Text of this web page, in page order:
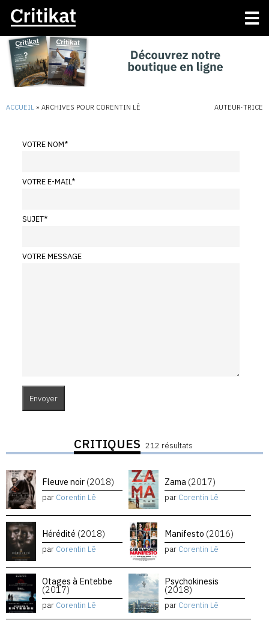
ACCUEIL » ARCHIVES POUR CORENTIN LÊ AUTEUR·TRICE
VOTRE NOM*
VOTRE E-MAIL*
SUJET*
VOTRE MESSAGE
CRITIQUES 212 résultats
Fleuve noir (2018)
par Corentin Lê
Zama (2017)
par Corentin Lê
Hérédité (2018)
par Corentin Lê
Manifesto (2016)
par Corentin Lê
Otages à Entebbe
(2017)
par Corentin Lê
Psychokinesis
(2018)
par Corentin Lê